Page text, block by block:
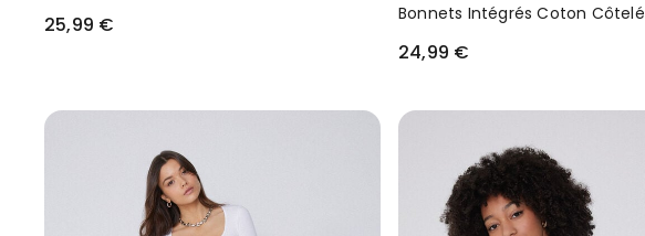
25,99 €
Bonnets Intégrés Coton Côtelé
24,99 €